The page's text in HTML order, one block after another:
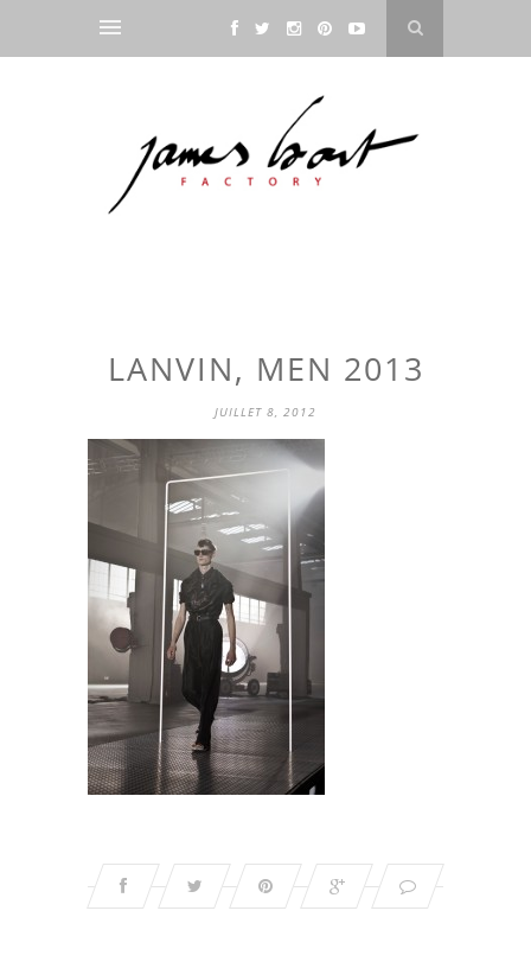
LANVIN, MEN 2013
JUILLET 8, 2012